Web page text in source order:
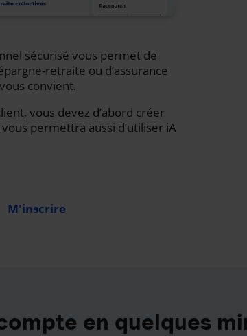
sécurisé vous permet de
retraite ou d’assurance
convient.
vous devez d’abord créer
permettra aussi d’utiliser iA
M'inscrire
en quelques